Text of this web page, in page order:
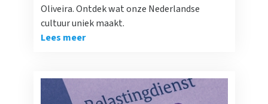
Oliveira. Ontdek wat onze Nederlandse
cultuur uniek maakt.
Lees meer